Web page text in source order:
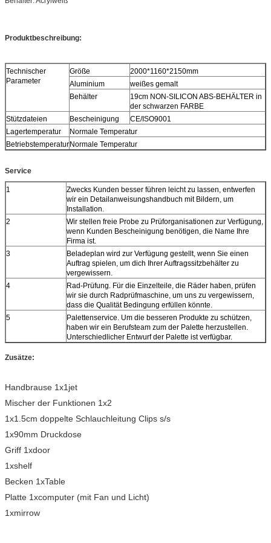
Produktbeschreibung:
Technischer
Parameter
Größe
2000*1160*2150mm
Aluminium
weißes gemalt
Behälter
19cm NON-SILICON ABS-BEHÄLTER in
der schwarzen FARBE
Stützdateien
Bescheinigung
CE/ISO9001
Lagertemperatur
Normale Temperatur
BetriebstemperaturNormale Temperatur
Service
1
Zwecks Kunden besser führen leicht zu lassen, entwerfen
wir ein Detailanweisungshandbuch mit Bildern, um
Installation.
2
Wir stellen freie Probe zu Prüforganisationen zur Verfügung,
wenn Kunden Bescheinigung benötigen, die Name Ihre
Firma ist.
3
Beladeplan wird zur Verfügung gestellt, wenn Sie einen
Auftrag spielen, um dich Ihrer Auftragssitzbehälter zu
vergewissern.
4
Rad-Prüfung. Für die Einzelteile, die Räder haben, prüfen
wir sie durch Radprüfmaschine, um uns zu vergewissern,
dass die Qualität Bedingung erfüllen könnte.
5
Palettenservice. Um die besseren Produkte zu schützen,
haben wir ein Berufsteam zum der Palette herzustellen.
Unterschiedlicher Entwurf der Palette ist verfügbar.
Zusätze:
Handbrause 1x1jet
Mischer der Funktionen 1x2
1x1.5cm doppelte Schlauchleitung Clips s/s
1x90mm Druckdose
Griff 1xdoor
1xshelf
Becken 1xTable
Platte 1xcomputer (mit Fan und Licht)
1xmirrow